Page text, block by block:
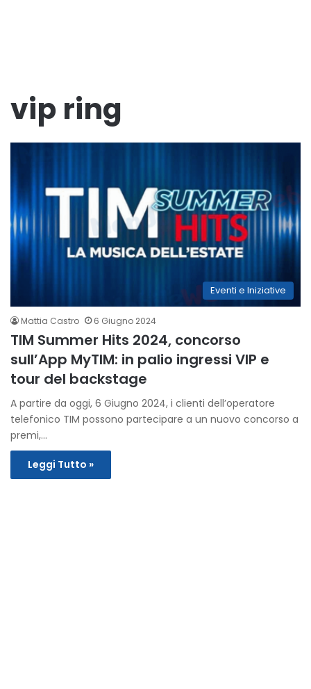
vip ring
Eventi e Iniziative
Mattia Castro 6 Giugno 2024
TIM Summer Hits 2024, concorso
sull’App MyTIM: in palio ingressi VIP e
tour del backstage
A partire da oggi, 6 Giugno 2024, i clienti dell’operatore
telefonico TIM possono partecipare a un nuovo concorso a
premi,…
Leggi Tutto »